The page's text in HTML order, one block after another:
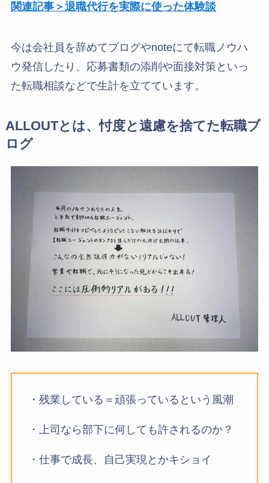
関連記事＞退職代行を実際に使った体験談
今は会社員を辞めてブログやnoteにて転職ノウハ
ウ発信したり、応募書類の添削や面接対策といっ
た転職相談などで生計を立てています。
ALLOUTとは、忖度と遠慮を捨てた転職ブ
ログ
・残業している＝頑張っているという風潮
・上司なら部下に何しても許されるのか？
・仕事で成長、自己実現とかキショイ